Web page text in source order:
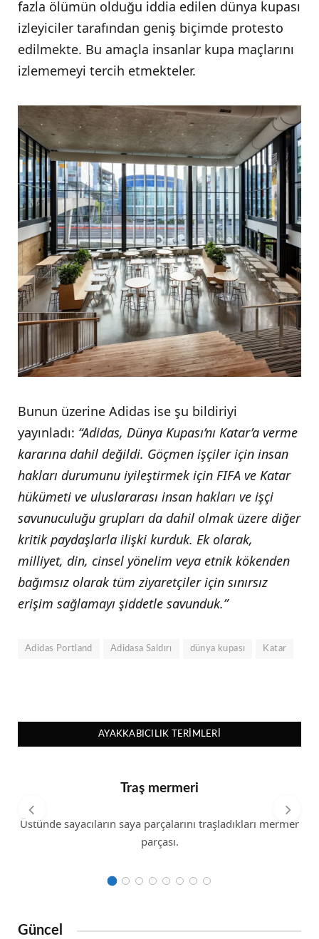
fazla ölümün olduğu iddia edilen dünya kupası
izleyiciler tarafından geniş biçimde protesto
edilmekte. Bu amaçla insanlar kupa maçlarını
izlememeyi tercih etmekteler.
Bunun üzerine Adidas ise şu bildiriyi
yayınladı: “Adidas, Dünya Kupası’nı Katar’a verme
kararına dahil değildi. Göçmen işçiler için insan
hakları durumunu iyileştirmek için FIFA ve Katar
hükümeti ve uluslararası insan hakları ve işçi
savunuculuğu grupları da dahil olmak üzere diğer
kritik paydaşlarla ilişki kurduk. Ek olarak,
milliyet, din, cinsel yönelim veya etnik kökenden
bağımsız olarak tüm ziyaretçiler için sınırsız
erişim sağlamayı şiddetle savunduk.”
Adidas Portland Adidasa Saldırı dünya kupası Katar
AYAKKABICILIK TERIMLERI
Traş mermeri
Üstünde sayacıların saya parçalarını traşladıkları mermer
parçası.
Güncel